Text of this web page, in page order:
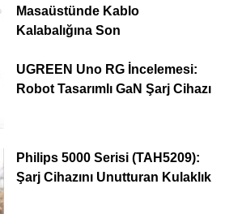
Masaüstünde Kablo
Kalabalığına Son
UGREEN Uno RG İncelemesi:
Robot Tasarımlı GaN Şarj Cihazı
Philips 5000 Serisi (TAH5209):
Şarj Cihazını Unutturan Kulaklık